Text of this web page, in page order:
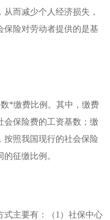
而减少个人经济损失，
保险对劳动者提供的是基
*缴费比例。其中，缴费
会保险费的工资基数；缴
按照我国现行的社会保险
征缴比例。
主要有：（1）社保中心